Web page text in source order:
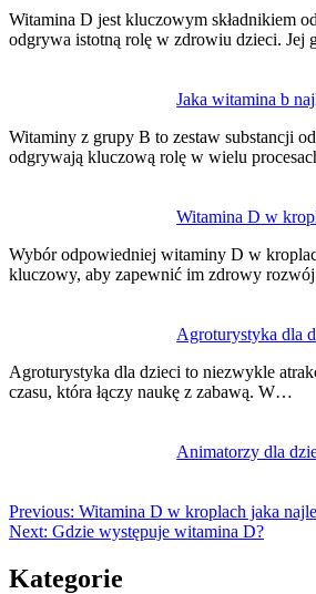
Witamina D jest kluczowym składnikiem
odgrywa istotną rolę w zdrowiu dzieci. Jej
Jaka witamina b
Witaminy z grupy B to zestaw substancji
odgrywają kluczową rolę w wielu
Witamina D w
Wybór odpowiedniej witaminy D w
kluczowy, aby zapewnić im zdrowy
Agroturystyka dla
Agroturystyka dla dzieci to niezwykle
czasu, która łączy naukę z zabawą. W…
Animatorzy dla
wpisu
Previous: Witamina D w kroplach jaka
Next: Gdzie występuje witamina D?
Kategorie